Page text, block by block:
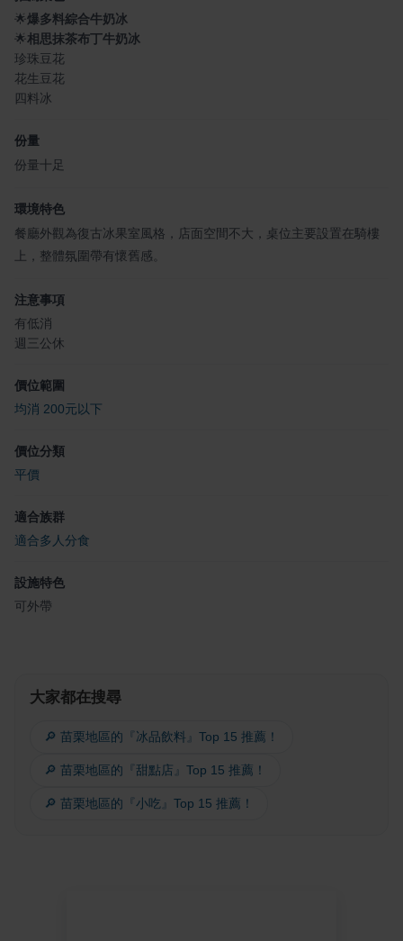
🌟爆多料綜合牛奶冰
🌟相思抹茶布丁牛奶冰
珍珠豆花
花生豆花
四料冰
份量
份量十足
環境特色
餐廳外觀為復古冰果室風格，店面空間不大，桌位主要設置在騎樓
上，整體氛圍帶有懷舊感。
注意事項
有低消
週三公休
價位範圍
均消 200元以下
價位分類
平價
適合族群
適合多人分食
設施特色
可外帶
大家都在搜尋
🔎 苗栗地區的『冰品飲料』Top 15 推薦！
🔎 苗栗地區的『甜點店』Top 15 推薦！
🔎 苗栗地區的『小吃』Top 15 推薦！